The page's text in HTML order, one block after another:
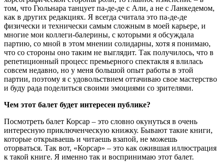
том, что Гюльнара танцует па-де-де с Али, а не с Ланкедемом,
как в других редакциях. Я всегда считала это па-де-де
физически и технически самым сложным в моей карьере, и
многие мои коллеги-балерины, с которыми я обсуждала
партию, со мной в этом мнении солидарны, хотя я понимаю,
что со стороны оно таким не выглядит. Так получилось, что в
репетиционный процесс премьерного спектакля я влилась
совсем недавно, но у меня большой опыт работы в этой
партии, поэтому я с удовольствием оттачиваю свое мастерство
и буду рада поделиться своими эмоциями со зрителями.
Чем этот балет будет интересен публике?
Посмотреть балет Корсар ‒ это словно окунуться в очень
интересную приключенческую книжку. Бывают такие книги,
которые открываешь и читаешь взапой, не можешь
оторваться. Так вот, «Корсар» ‒ это как ожившая иллюстрация
к такой книге. Я именно так и воспринимаю этот балет.